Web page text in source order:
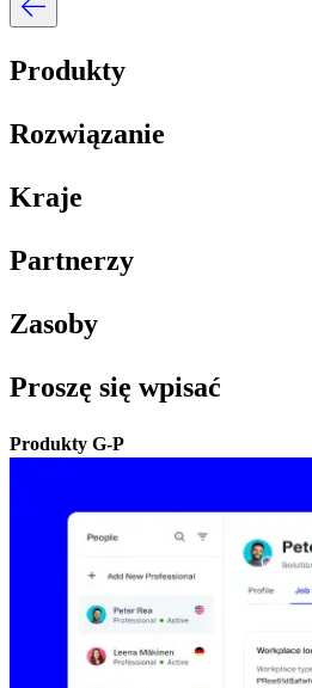
Produkty​​
Rozwiązanie​​
Kraje​​
Partnerzy​​
Zasoby​​
Proszę się wpisać​​
Produkty G-P​​